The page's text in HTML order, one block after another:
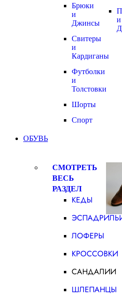
Брюки
и
Джинсы
Свитеры
и
Кардиганы
Футболки
и
Толстовки
Шорты
Спорт
и
ОБУВЬ
СМОТРЕТЬ
ВЕСЬ
РАЗДЕЛ
КЕДЫ
ЛОФЕРЫ
КРОССОВКИ
САНДАЛИИ
ШЛЕПАНЦЫ